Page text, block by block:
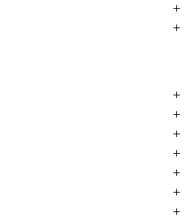
+
+
+
+
+
+
+
+
+